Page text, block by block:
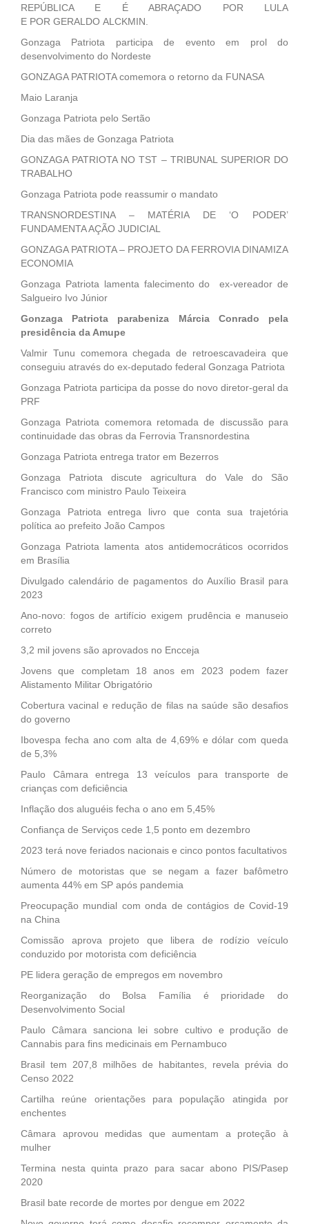
REPÚBLICA E É ABRAÇADO POR LULA
E POR GERALDO ALCKMIN.
Gonzaga Patriota participa de evento em prol do
desenvolvimento do Nordeste
GONZAGA PATRIOTA comemora o retorno da FUNASA
Maio Laranja
Gonzaga Patriota pelo Sertão
Dia das mães de Gonzaga Patriota
GONZAGA PATRIOTA NO TST – TRIBUNAL SUPERIOR DO
TRABALHO
Gonzaga Patriota pode reassumir o mandato
TRANSNORDESTINA – MATÉRIA DE ‘O PODER’
FUNDAMENTA AÇÃO JUDICIAL
GONZAGA PATRIOTA – PROJETO DA FERROVIA DINAMIZA
ECONOMIA
Gonzaga Patriota lamenta falecimento do ex-vereador de
Salgueiro Ivo Júnior
Gonzaga Patriota parabeniza Márcia Conrado pela
presidência da Amupe
Valmir Tunu comemora chegada de retroescavadeira que
conseguiu através do ex-deputado federal Gonzaga Patriota
Gonzaga Patriota participa da posse do novo diretor-geral da
PRF
Gonzaga Patriota comemora retomada de discussão para
continuidade das obras da Ferrovia Transnordestina
Gonzaga Patriota entrega trator em Bezerros
Gonzaga Patriota discute agricultura do Vale do São
Francisco com ministro Paulo Teixeira
Gonzaga Patriota entrega livro que conta sua trajetória
política ao prefeito João Campos
Gonzaga Patriota lamenta atos antidemocráticos ocorridos
em Brasília
Divulgado calendário de pagamentos do Auxílio Brasil para
2023
Ano-novo: fogos de artifício exigem prudência e manuseio
correto
3,2 mil jovens são aprovados no Encceja
Jovens que completam 18 anos em 2023 podem fazer
Alistamento Militar Obrigatório
Cobertura vacinal e redução de filas na saúde são desafios
do governo
Ibovespa fecha ano com alta de 4,69% e dólar com queda
de 5,3%
Paulo Câmara entrega 13 veículos para transporte de
crianças com deficiência
Inflação dos aluguéis fecha o ano em 5,45%
Confiança de Serviços cede 1,5 ponto em dezembro
2023 terá nove feriados nacionais e cinco pontos facultativos
Número de motoristas que se negam a fazer bafômetro
aumenta 44% em SP após pandemia
Preocupação mundial com onda de contágios de Covid-19
na China
Comissão aprova projeto que libera de rodízio veículo
conduzido por motorista com deficiência
PE lidera geração de empregos em novembro
Reorganização do Bolsa Família é prioridade do
Desenvolvimento Social
Paulo Câmara sanciona lei sobre cultivo e produção de
Cannabis para fins medicinais em Pernambuco
Brasil tem 207,8 milhões de habitantes, revela prévia do
Censo 2022
Cartilha reúne orientações para população atingida por
enchentes
Câmara aprovou medidas que aumentam a proteção à
mulher
Termina nesta quinta prazo para sacar abono PIS/Pasep
2020
Brasil bate recorde de mortes por dengue em 2022